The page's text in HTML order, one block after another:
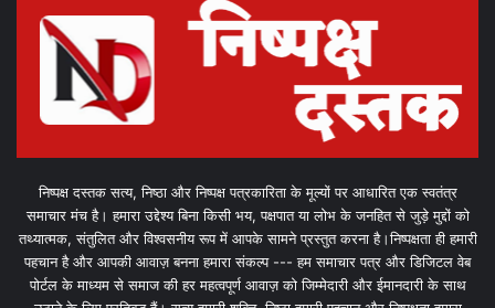
निष्पक्ष दस्तक सत्य, निष्ठा और निष्पक्ष पत्रकारिता के मूल्यों पर आधारित एक स्वतंत्र
समाचार मंच है। हमारा उद्देश्य बिना किसी भय, पक्षपात या लोभ के जनहित से जुड़े मुद्दों को
तथ्यात्मक, संतुलित और विश्वसनीय रूप में आपके सामने प्रस्तुत करना है।निष्पक्षता ही हमारी
पहचान है और आपकी आवाज़ बनना हमारा संकल्प --- हम समाचार पत्र और डिजिटल वेब
पोर्टल के माध्यम से समाज की हर महत्वपूर्ण आवाज़ को जिम्मेदारी और ईमानदारी के साथ